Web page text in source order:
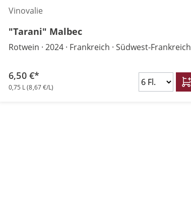
Vinovalie
"Tarani" Malbec
Rotwein 2024 Frankreich Südwest-Frankreich
6,50 €*
0,75 L(8,67 €/L)